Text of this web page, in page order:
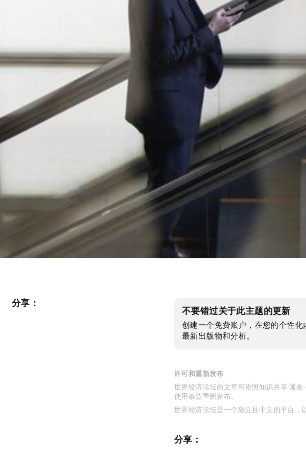
分享：
不要错过关于此主题的更新
创建一个免费账户，在您的个性
最新出版物和分析。
许可和重新发布
世界经济论坛的文章可依照知识共享 署
使用条款重新发布。
世界经济论坛是一个独立且中立的平台，
分享：